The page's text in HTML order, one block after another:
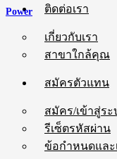
ติดต่อเรา
เกี่ยวกับเรา
สาขาใกล้คุณ
สมัครตัวแทน
สมัคร/เข้าสู่ระ
รีเซ็ตรหัสผ่าน
ข้อกำหนดและ
Power